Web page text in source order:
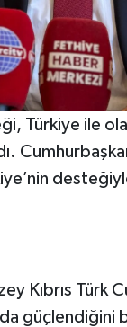
Türkiye ile
Kıbrıs Türk
da güçlendiğini